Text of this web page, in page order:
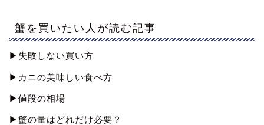
蟹を買いたい人が読む記事
▶︎失敗しない買い方
▶︎カニの美味しい食べ方
▶︎値段の相場
▶︎蟹の量はどれだけ必要？